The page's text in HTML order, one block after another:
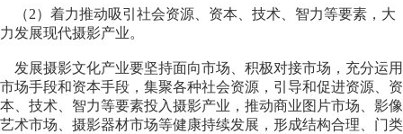
（2）着力推动吸引社会资源、资本、技术、智力等要素，大
力发展现代摄影产业。
发展摄影文化产业要坚持面向市场、积极对接市场，充分运用
市场手段和资本手段，集聚各种社会资源，引导和促进资源、资
本、技术、智力等要素投入摄影产业，推动商业图片市场、影像
艺术市场、摄影器材市场等健康持续发展，形成结构合理、门类